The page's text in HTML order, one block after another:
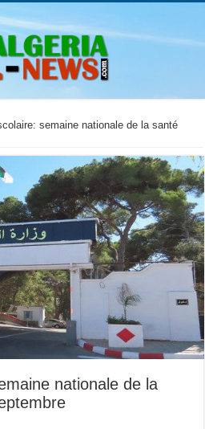
semaine nationale de la santé
nationale de la